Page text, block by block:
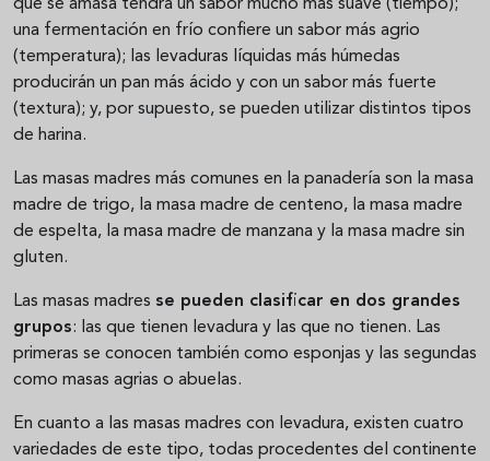
que se amasa tendrá un sabor mucho más suave (tiempo);
una fermentación en frío confiere un sabor más agrio
(temperatura); las levaduras líquidas más húmedas
producirán un pan más ácido y con un sabor más fuerte
(textura); y, por supuesto, se pueden utilizar distintos tipos
de harina.
Las masas madres más comunes en la panadería son la masa
madre de trigo, la masa madre de centeno, la masa madre
de espelta, la masa madre de manzana y la masa madre sin
gluten.
Las masas madres se pueden clasificar en dos grandes
grupos: las que tienen levadura y las que no tienen. Las
primeras se conocen también como esponjas y las segundas
como masas agrias o abuelas.
En cuanto a las masas madres con levadura, existen cuatro
variedades de este tipo, todas procedentes del continente